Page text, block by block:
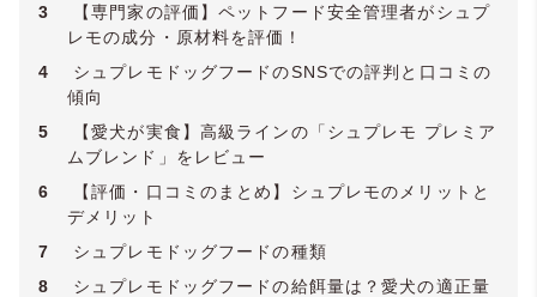
3
【専門家の評価】ペットフード安全管理者がシュプ
レモの成分・原材料を評価！
4
シュプレモドッグフードのSNSでの評判と口コミの
傾向
5
【愛犬が実食】高級ラインの「シュプレモ プレミア
ムブレンド」をレビュー
6
【評価・口コミのまとめ】シュプレモのメリットと
デメリット
7
シュプレモドッグフードの種類
8
シュプレモドッグフードの給餌量は？愛犬の適正量